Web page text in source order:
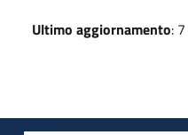
Ultimo aggiornamento: